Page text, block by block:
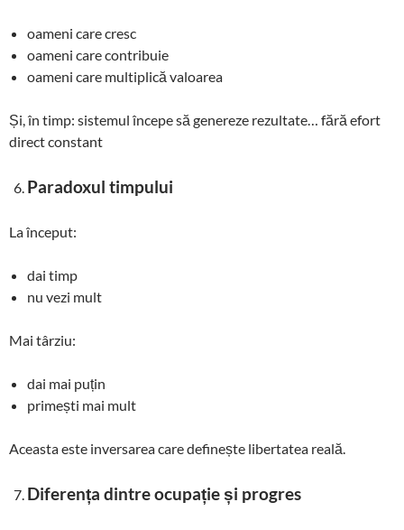
oameni care cresc
oameni care contribuie
oameni care multiplică valoarea
Și, în timp: sistemul începe să genereze rezultate… fără efort
direct constant
Paradoxul timpului
La început:
dai timp
nu vezi mult
Mai târziu:
dai mai puțin
primești mai mult
Aceasta este inversarea care definește libertatea reală.
Diferența dintre ocupație și progres